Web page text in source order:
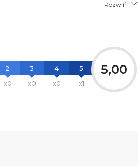
Rozwiń
2
x0
3
x0
4
x0
5
x1
5,00